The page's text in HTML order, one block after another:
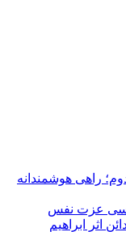
راهی هوشمندانه
عزت نفس
اثر ابراهیم